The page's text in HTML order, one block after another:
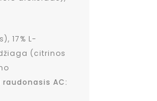
17% L-
(citrinos
AC: